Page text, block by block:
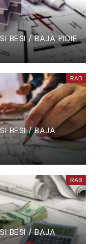
BESI / BAJA PIDIE
RAB
BESI / BAJA
RAB
BESI / BAJA